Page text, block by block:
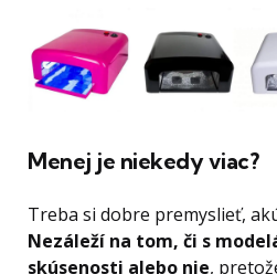
Menej je niekedy viac?
Treba si dobre premyslieť,
Nezáleží na tom, či s
skúsenosti alebo nie,